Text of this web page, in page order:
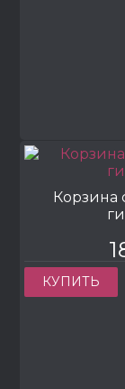
Корзина
КУПИТЬ